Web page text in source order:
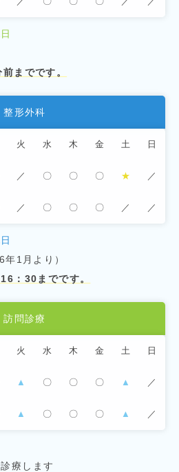
までです。
整形外科
火 水 木 金 土 日
／ 〇 〇 〇 ★ ／
／ 〇 〇 〇 ／ ／
1月より）
：30までです。
訪問診療
火 水 木 金 土 日
▲ 〇 〇 〇 ▲ ／
▲ 〇 〇 〇 ▲ ／
療します